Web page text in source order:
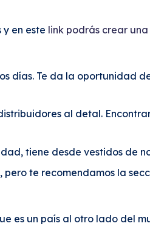
en este link podrás crear
días. Te da la oportunidad
al detal.
tiene desde vestidos de
te recomendamos la
es un país al otro lado del